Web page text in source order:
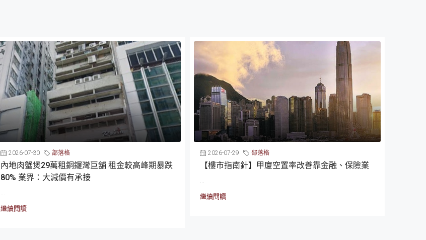
2026-07-30 部落格
內地肉蟹煲29萬租銅鑼灣巨舖 租金較高峰期暴跌
80% 業界：大減價有承接
繼續閱讀
2026-07-29 部落格
【樓市指南針】甲廈空置率改善靠金融、保險業
繼續閱讀